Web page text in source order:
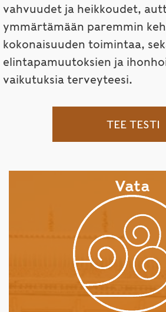
vahvuudet ja heikkoudet,
ymmärtämään paremmin
kokonaisuuden toimintaa,
elintapamuutoksien ja
vaikutuksia terveyteesi.
TEE TESTI
Vata